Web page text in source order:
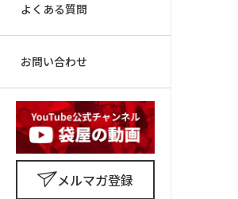
よくある質問
お問い合わせ
メルマガ登録